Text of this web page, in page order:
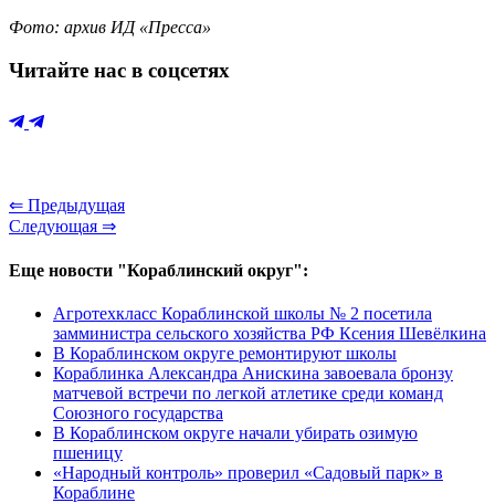
Фото: архив ИД «Пресса»
Читайте нас в соцсетях
⇐ Предыдущая
Следующая ⇒
Еще новости "Кораблинский округ":
Агротехкласс Кораблинской школы № 2 посетила
замминистра сельского хозяйства РФ Ксения Шевёлкина
В Кораблинском округе ремонтируют школы
Кораблинка Александра Анискина завоевала бронзу
матчевой встречи по легкой атлетике среди команд
Союзного государства
В Кораблинском округе начали убирать озимую
пшеницу
«Народный контроль» проверил «Садовый парк» в
Кораблине